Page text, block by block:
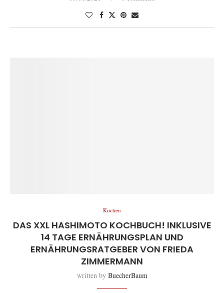
Kochen
DAS XXL HASHIMOTO KOCHBUCH! INKLUSIVE
14 TAGE ERNÄHRUNGSPLAN UND
ERNÄHRUNGSRATGEBER VON FRIEDA
ZIMMERMANN
written by BuecherBaum